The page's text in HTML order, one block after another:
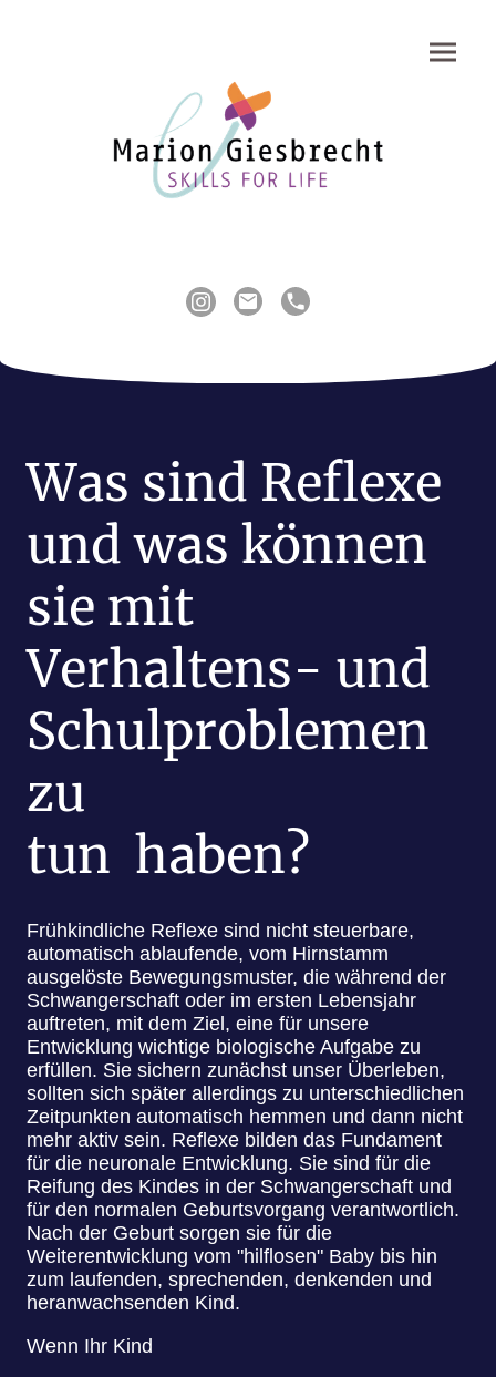
Was sind Reflexe
und was können
sie mit
Verhaltens- und
Schulproblemen
zu
tun haben?
Frühkindliche Reflexe sind nicht steuerbare,
automatisch ablaufende, vom Hirnstamm
ausgelöste Bewegungsmuster, die während der
Schwangerschaft oder im ersten Lebensjahr
auftreten, mit dem Ziel, eine für unsere
Entwicklung wichtige biologische Aufgabe zu
erfüllen. Sie sichern zunächst unser Überleben,
sollten sich später allerdings zu unterschiedlichen
Zeitpunkten automatisch hemmen und dann nicht
mehr aktiv sein. Reflexe bilden das Fundament
für die neuronale Entwicklung. Sie sind für die
Reifung des Kindes in der Schwangerschaft und
für den normalen Geburtsvorgang verantwortlich.
Nach der Geburt sorgen sie für die
Weiterentwicklung vom "hilflosen" Baby bis hin
zum laufenden, sprechenden, denkenden und
heranwachsenden Kind.
Wenn Ihr Kind